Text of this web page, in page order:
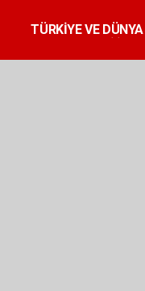
TÜRKİYE VE